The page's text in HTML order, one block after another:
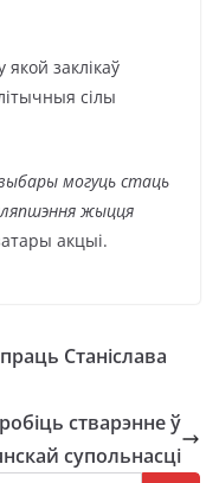
заклікаў
сілы
могуць стаць
жыцця
акцыі.
Станіслава
стварэнне ў
супольнасці